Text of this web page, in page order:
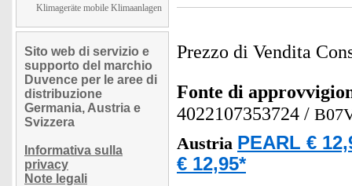
Klimageräte mobile Klimaanlagen
Sito web di servizio e
supporto del marchio
Duvence per le aree di
distribuzione
Germania, Austria e
Svizzera
Informativa sulla
privacy
Note legali
Prezzo di Vendita
Fonte di
4022107353724 /
Austria PEARL €
€ 12,95*